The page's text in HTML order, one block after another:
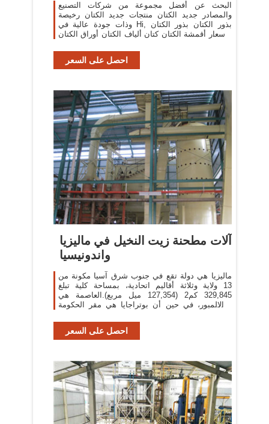
البحث عن أفضل مجموعة من شركات التصنيع
والمصادر جديد الكتان منتجات جديد الكتان رخيصة
وذات جودة عالية في Hi, بذور الكتان بذور الكتان
الأسعار أقمشة الكتان كتان ألياف الكتان أوراق الكتان
احصل على السعر
آلات مطحنة زيت النخيل في ماليزيا
واندونيسيا
ماليزيا هي دولة تقع في جنوب شرق آسيا مكونة من
13 ولاية وثلاثة أقاليم اتحادية، بمساحة كلية تبلغ
329,845 كم2 (127,354 ميل مربع).العاصمة هي
كوالالمبور، في حين أن بوتراجايا هي مقر الحكومة
احصل على السعر